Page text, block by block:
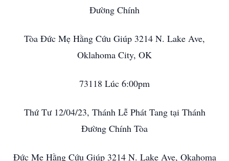
Đường Chính
Tòa Đức Mẹ Hằng Cứu Giúp 3214 N. Lake Ave,
Oklahoma City, OK
73118 Lúc 6:00pm
Thứ Tư 12/04/23, Thánh Lễ Phát Tang tại Thánh
Đường Chính Tòa
Đức Mẹ Hằng Cứu Giúp 3214 N. Lake Ave, Okahoma